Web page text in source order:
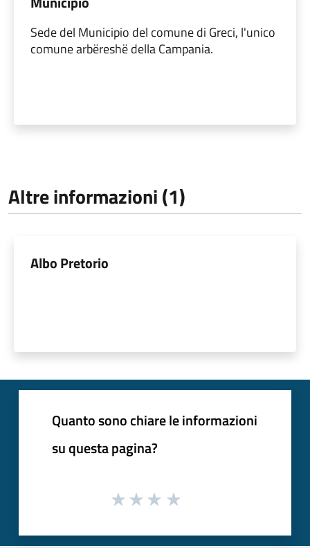
Sede del Municipio del comune di Greci, l'unico
comune arbëreshë della Campania.
Altre informazioni (1)
Albo Pretorio
Quanto sono chiare le informazioni
su questa pagina?